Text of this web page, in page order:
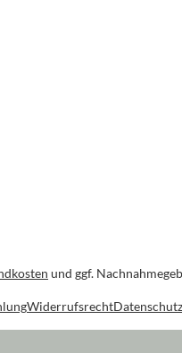
und ggf.
Widerrufsrecht